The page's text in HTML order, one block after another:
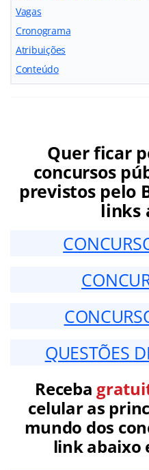
Vagas
Cronograma
Atribuições
Conteúdo
Quer ficar
concursos
previstos pelo
links
QUESTÕES
Receba
celular as
mundo dos
link abaixo